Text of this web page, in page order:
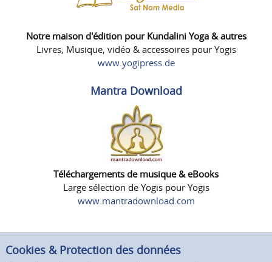
Notre maison d'édition pour Kundalini Yoga & autres
Livres, Musique, vidéo & accessoires pour Yogis
www.yogipress.de
Mantra Download
Téléchargements de musique & eBooks
Large sélection de Yogis pour Yogis
www.mantradownload.com
Cookies & Protection des données